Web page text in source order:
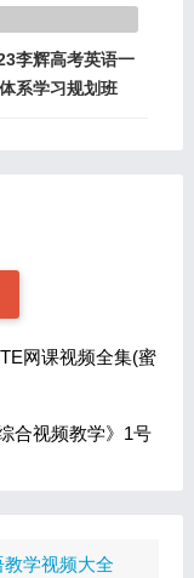
李辉高考英语一
系学习规划班
网课视频全集(蜜
合视频教学》1号
学视频大全